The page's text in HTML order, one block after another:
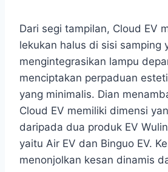
Dari segi tampilan, Cloud EV
lekukan halus di sisi samping
mengintegrasikan lampu
menciptakan perpaduan
yang minimalis. Dian
Cloud EV memiliki dimensi
daripada dua produk EV
yaitu Air EV dan Binguo EV.
menonjolkan kesan dinamis